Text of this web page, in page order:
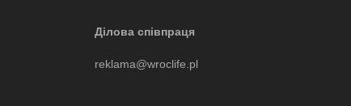
Ділова співпраця
reklama@wroclife.pl